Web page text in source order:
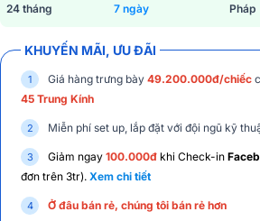
24 tháng 7 ngày Pháp
KHUYẾN MÃI, ƯU ĐÃI
Giá hàng trưng bày 49.200.000đ/chiếc
45 Trung Kính
Miễn phí set up, lắp đặt với đội ngũ kỹ
Giảm ngay 100.000đ khi Check-in
đơn trên 3tr). Xem chi tiết
Ở đâu bán rẻ, chúng tôi bán rẻ hơn